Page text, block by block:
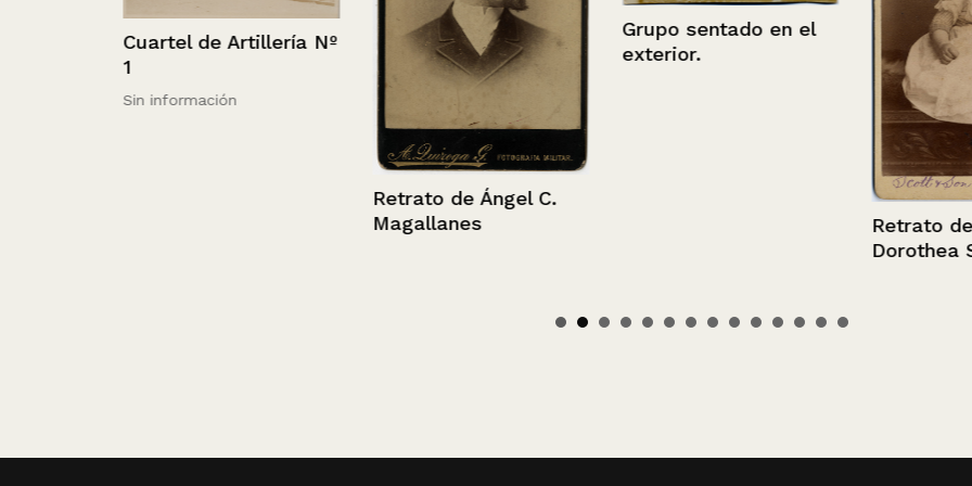
Cuartel de Artillería Nº
Sin información
Retrato de Ángel C.
Magallanes
Grupo sentado en el
exterior.
Retrato de
Dorothea